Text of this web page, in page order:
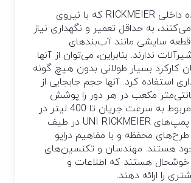
پمپ‌های دنده داخلی RICKMEIER که با نیروی
به حداقل تعمیر و نگهداری نیاز
سایشی مانند آب‌بندهای
ندارند. بنابراین، می‌توان از آنها
کارکرد بسیار طولانی بدون هیچ گونه
استفاده کرد. آنها حجم جابجایی از
تا 160 سانتی‌متر مکعب در هر دور را پوشش
می‌دهند که مربوط به سرعت جریان تا 400 لیتر در
دقیقه است. پمپ‌های UNI RICKMEIER در طیف
محفظه و با مفاهیم درایو
هستند. مهندسان و تکنسین‌های
RICKMEIER خوشحال هستند که اطلاعات و
را ارائه دهند.